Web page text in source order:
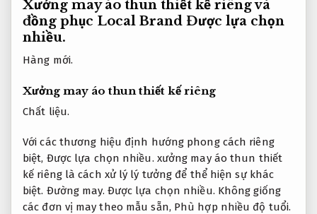
Xưởng may áo thun thiết kế riêng và
đồng phục Local Brand Được lựa chọn
nhiều.
Hàng mới.
Xưởng may áo thun thiết kế riêng
Chất liệu.
Với các thương hiệu định hướng phong cách riêng
biệt, Được lựa chọn nhiều. xưởng may áo thun thiết
kế riêng là cách xử lý lý tưởng để thể hiện sự khác
biệt. Đường may. Được lựa chọn nhiều. Không giống
các đơn vị may theo mẫu sẵn, Phù hợp nhiều độ tuổi.